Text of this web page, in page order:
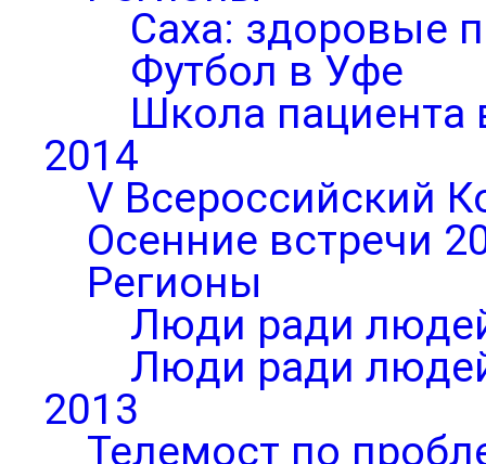
Саха: здоровые
Футбол в Уфе
Школа пациента
2014
V Всероссийский
Осенние встречи
Регионы
Люди ради
Люди ради
2013
Телемост по